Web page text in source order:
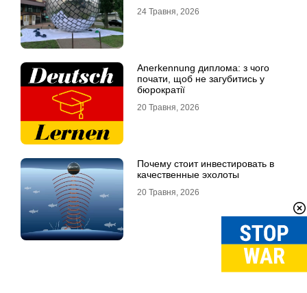
24 Травня, 2026
Anerkennung диплома: з чого
почати, щоб не загубитись у
бюрократії
20 Травня, 2026
Почему стоит инвестировать в
качественные эхолоты
20 Травня, 2026